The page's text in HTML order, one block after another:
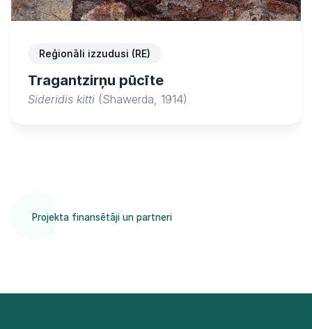
Reģionāli izzudusi (RE)
Tragantzirņu pūcīte
Sideridis kitti (Shawerda, 1914)
Projekta finansētāji un partneri